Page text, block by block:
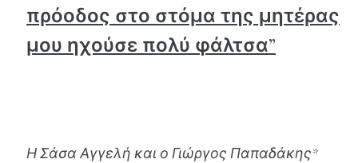
πρόοδος στο στόμα της μητέρας
μου ηχούσε πολύ φάλτσα”
Η Σάσα Αγγελή και ο Γιώργος Παπαδάκης*